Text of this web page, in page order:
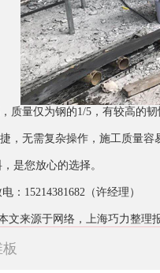
质量仅为钢的1/5，有较高的
，无需复杂操作，施工质量容
是您放心的选择。
：15214381682（许经理）
本文来源于网络，上海巧力整理